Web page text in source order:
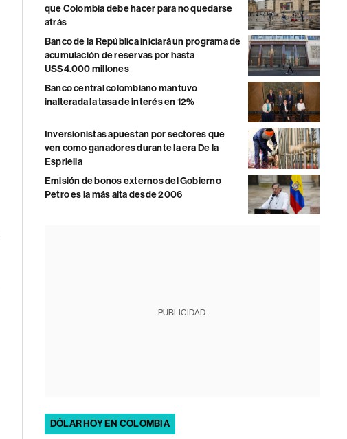
que Colombia debe hacer para no quedarse
atrás
Banco de la República iniciará un programa de
acumulación de reservas por hasta
US$4.000 millones
Banco central colombiano mantuvo
inalterada la tasa de interés en 12%
Inversionistas apuestan por sectores que
ven como ganadores durante la era De la
Espriella
Emisión de bonos externos del Gobierno
Petro es la más alta desde 2006
PUBLICIDAD
DÓLAR HOY EN COLOMBIA